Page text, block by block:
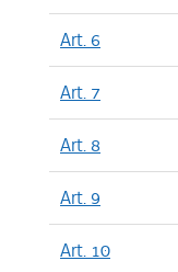
Art. 6
Art. 7
Art. 8
Art. 9
Art. 10